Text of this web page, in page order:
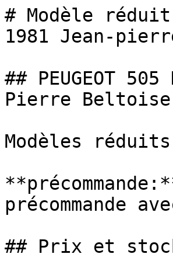
# Modèle
1981 Jean-
## PEUGEOT
Pierre
Modèles
précommande
## Prix et